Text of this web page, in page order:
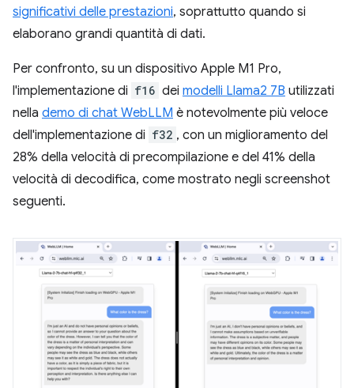
significativi delle prestazioni, soprattutto quando si
elaborano grandi quantità di dati.
Per confronto, su un dispositivo Apple M1 Pro,
l'implementazione di f16 dei modelli Llama2 7B utilizzati
nella demo di chat WebLLM è notevolmente più veloce
dell'implementazione di f32 , con un miglioramento del
28% della velocità di precompilazione e del 41% della
velocità di decodifica, come mostrato negli screenshot
seguenti.